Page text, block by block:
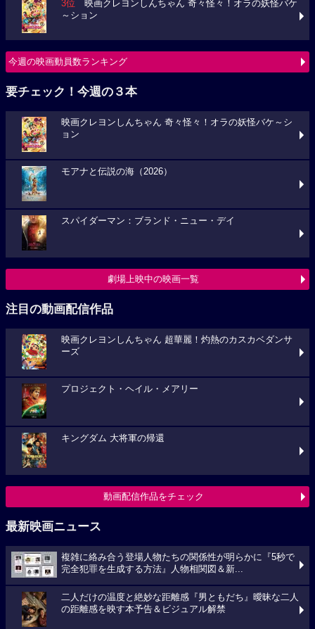
3位 映画クレヨンしんちゃん 奇々怪々！オラの妖怪バケ
～ション
今週の映画動員数ランキング
要チェック！今週の３本
映画クレヨンしんちゃん 奇々怪々！オラの妖怪バケ～シ
ョン
モアナと伝説の海（2026）
スパイダーマン：ブランド・ニュー・デイ
劇場上映中の映画一覧
注目の動画配信作品
映画クレヨンしんちゃん 超華麗！灼熱のカスカベダンサ
ーズ
プロジェクト・ヘイル・メアリー
キングダム 大将軍の帰還
動画配信作品をチェック
最新映画ニュース
複雑に絡み合う登場人物たちの関係性が明らかに『5秒で
完全犯罪を生成する方法』人物相関図＆新...
二人だけの温度と絶妙な距離感『男ともだち』曖昧な二人
の距離感を映す本予告＆ビジュアル解禁